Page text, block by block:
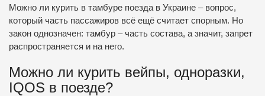
Можно ли курить в тамбуре поезда в Украине – вопрос,
который часть пассажиров всё ещё считает спорным. Но
закон однозначен: тамбур – часть состава, а значит, запрет
распространяется и на него.
Можно ли курить вейпы, одноразки,
IQOS в поезде?